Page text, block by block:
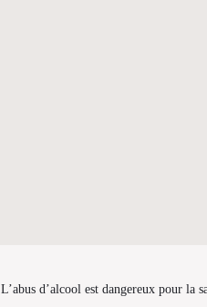
L’abus d’alcool est dangereux pour la